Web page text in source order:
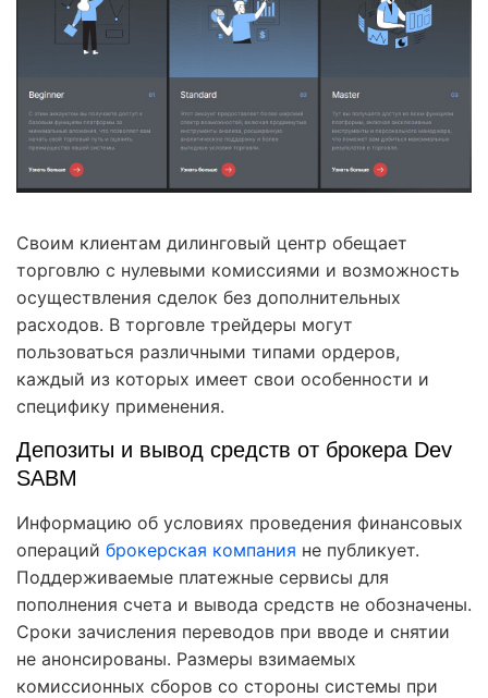
Своим клиентам дилинговый центр обещает
торговлю с нулевыми комиссиями и возможность
осуществления сделок без дополнительных
расходов. В торговле трейдеры могут
пользоваться различными типами ордеров,
каждый из которых имеет свои особенности и
специфику применения.
Депозиты и вывод средств от брокера Dev
SABM
Информацию об условиях проведения финансовых
операций брокерская компания не публикует.
Поддерживаемые платежные сервисы для
пополнения счета и вывода средств не обозначены.
Сроки зачисления переводов при вводе и снятии
не анонсированы. Размеры взимаемых
комиссионных сборов со стороны системы при